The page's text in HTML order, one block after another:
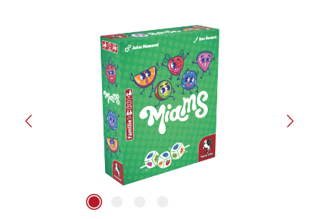
Bildergalerie überspringen